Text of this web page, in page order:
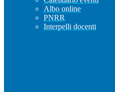
Albo online
PNRR
Interpelli docenti